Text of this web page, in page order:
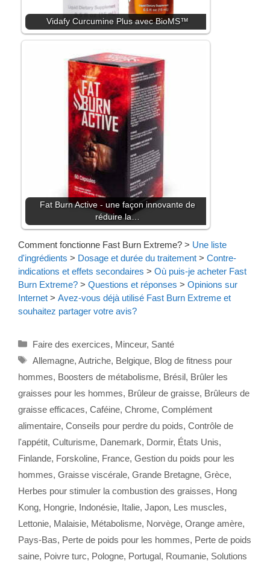
Vidafy Curcumine Plus avec BioMS™
Fat Burn Active - une façon innovante de
réduire la…
Comment fonctionne Fast Burn Extreme? > Une liste
d'ingrédients > Dosage et durée du traitement > Contre-
indications et effets secondaires > Où puis-je acheter Fast
Burn Extreme? > Questions et réponses > Opinions sur
Internet > Avez-vous déjà utilisé Fast Burn Extreme et
souhaitez partager votre avis?
Catégories
Faire des exercices, Minceur, Santé
Étiquettes
Allemagne, Autriche, Belgique, Blog de fitness pour
hommes, Boosters de métabolisme, Brésil, Brûler les
graisses pour les hommes, Brûleur de graisse, Brûleurs de
graisse efficaces, Caféine, Chrome, Complément
alimentaire, Conseils pour perdre du poids, Contrôle de
l'appétit, Culturisme, Danemark, Dormir, États Unis,
Finlande, Forskoline, France, Gestion du poids pour les
hommes, Graisse viscérale, Grande Bretagne, Grèce,
Herbes pour stimuler la combustion des graisses, Hong
Kong, Hongrie, Indonésie, Italie, Japon, Les muscles,
Lettonie, Malaisie, Métabolisme, Norvège, Orange amère,
Pays-Bas, Perte de poids pour les hommes, Perte de poids
saine, Poivre turc, Pologne, Portugal, Roumanie, Solutions